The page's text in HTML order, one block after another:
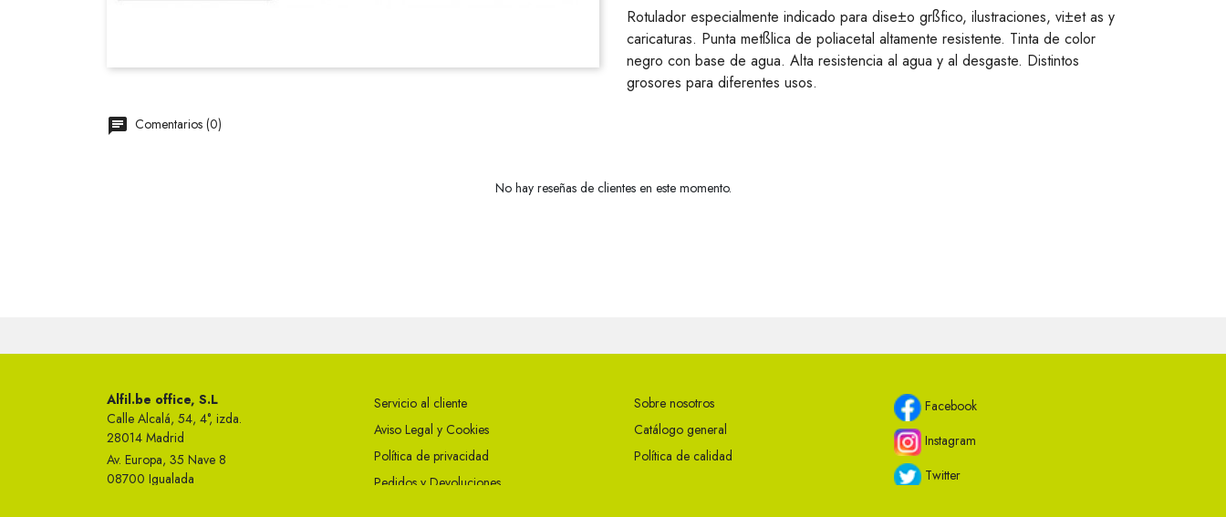
Rotulador especialmente indicado para dise±o grßfico, ilustraciones, vi±et as y
caricaturas. Punta metßlica de poliacetal altamente resistente. Tinta de color
negro con base de agua. Alta resistencia al agua y al desgaste. Distintos
grosores para diferentes usos.
Comentarios (0)
No hay reseñas de clientes en este momento.
Alfil.be office, S.L
Calle Alcalá, 54, 4°, izda.
28014 Madrid
Av. Europa, 35 Nave 8
08700 Igualada
Servicio al cliente
Aviso Legal y Cookies
Política de privacidad
Pedidos y Devoluciones
Sobre nosotros
Catálogo general
Política de calidad
Facebook
Instagram
Twitter